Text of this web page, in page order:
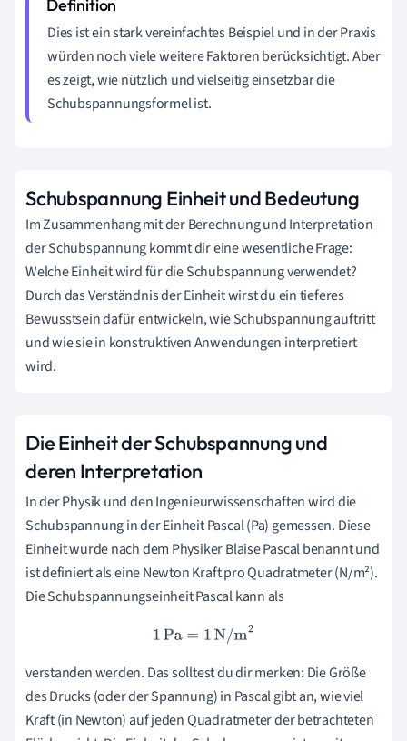
Dies ist ein stark vereinfachtes Beispiel und in der Praxis
würden noch viele weitere Faktoren berücksichtigt. Aber
es zeigt, wie nützlich und vielseitig einsetzbar die
Schubspannungsformel ist.
Schubspannung Einheit und Bedeutung
Im Zusammenhang mit der Berechnung und Interpretation
der Schubspannung kommt dir eine wesentliche Frage:
Welche Einheit wird für die Schubspannung verwendet?
Durch das Verständnis der Einheit wirst du ein tieferes
Bewusstsein dafür entwickeln, wie Schubspannung auftritt
und wie sie in konstruktiven Anwendungen interpretiert
wird.
Die Einheit der Schubspannung und
deren Interpretation
In der Physik und den Ingenieurwissenschaften wird die
Schubspannung in der Einheit Pascal (Pa) gemessen. Diese
Einheit wurde nach dem Physiker Blaise Pascal benannt und
ist definiert als eine Newton Kraft pro Quadratmeter (N/m²).
Die Schubspannungseinheit Pascal kann als
1Pa=1N/m2
verstanden werden. Das solltest du dir merken: Die Größe
des Drucks (oder der Spannung) in Pascal gibt an, wie viel
Kraft (in Newton) auf jeden Quadratmeter der betrachteten